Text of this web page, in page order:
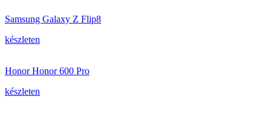
Samsung Galaxy Z Flip8
készleten
Honor Honor 600 Pro
készleten